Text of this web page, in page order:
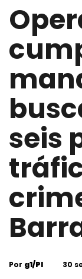
seis
Por g1/PI 30